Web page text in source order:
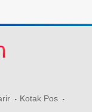
Kotak Pos